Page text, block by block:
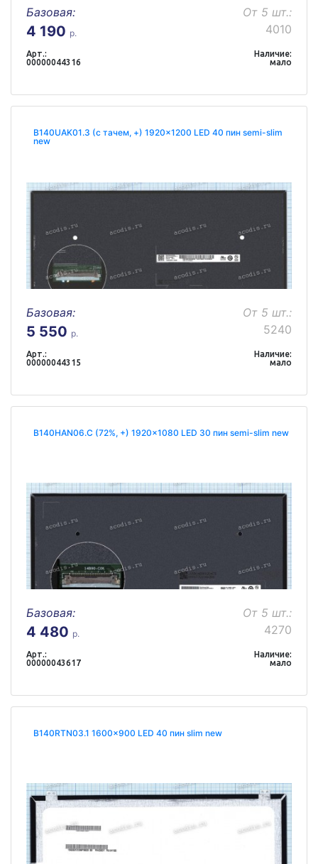
Базовая:
4 190 р.
От 5 шт.:
4010
Арт.:
00000044316
Наличие:
мало
B140UAK01.3 (с тачем, +) 1920x1200 LED 40 пин semi-slim
new
Базовая:
5 550 р.
От 5 шт.:
5240
Арт.:
00000044315
Наличие:
мало
B140HAN06.C (72%, +) 1920x1080 LED 30 пин semi-slim new
Базовая:
4 480 р.
От 5 шт.:
4270
Арт.:
00000043617
Наличие:
мало
B140RTN03.1 1600x900 LED 40 пин slim new